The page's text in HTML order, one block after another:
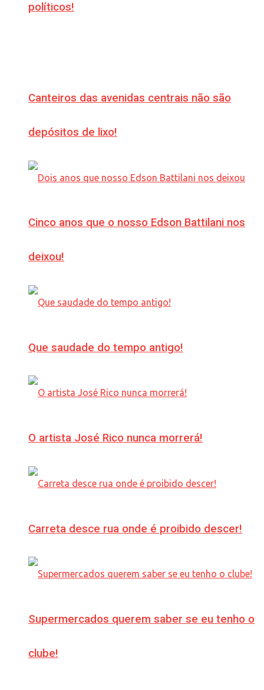
políticos!
Canteiros das avenidas centrais não são
depósitos de lixo!
Cinco anos que o nosso Edson Battilani nos
deixou!
Que saudade do tempo antigo!
O artista José Rico nunca morrerá!
Carreta desce rua onde é proibido descer!
Supermercados querem saber se eu tenho o
clube!